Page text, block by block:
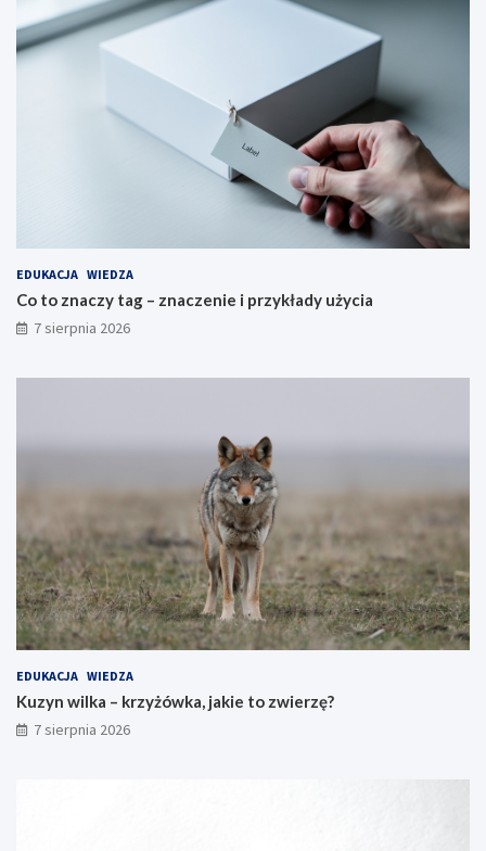
EDUKACJA WIEDZA
Co to znaczy tag – znaczenie i przykłady użycia
7 sierpnia 2026
EDUKACJA WIEDZA
Kuzyn wilka – krzyżówka, jakie to zwierzę?
7 sierpnia 2026